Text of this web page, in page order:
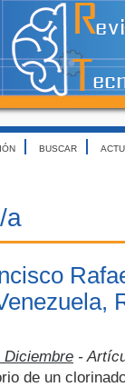
BUSCAR
a
Diciembre -
de un